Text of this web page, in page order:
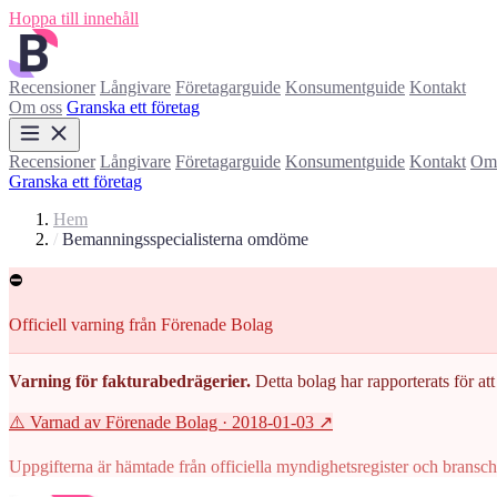
Hoppa till innehåll
Recensioner Långivare Företagarguide Konsumentguide Kontakt
Om oss Granska ett företag
Recensioner Långivare Företagarguide Konsumentguide Kontakt
Granska ett företag
Hem
/ Bemanningsspecialisterna omdöme
⛔
Officiell varning från Förenade Bolag
Varning för fakturabedrägerier. Detta bolag har rapporterats för
⚠️ Varnad av Förenade Bolag · 2018-01-03 ↗
Uppgifterna är hämtade från officiella myndighetsregister och